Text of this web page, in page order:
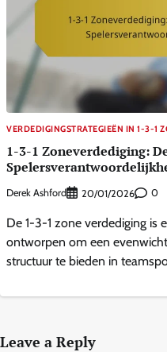
VERDEDIGINGSTRATEGIEËN IN 1-3-1
1-3-1 Zoneverdediging:
Derek Ashford 20/01/2026 0
De 1-3-1 zone verdediging is
ontworpen om een
structuur te bieden in
Leave a Reply